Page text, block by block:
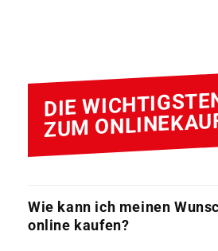
DIE
ZUM
Wie kann ich meinen
online kaufen?